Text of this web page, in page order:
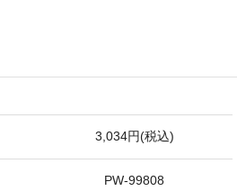
3,034円(税込)
PW-99808